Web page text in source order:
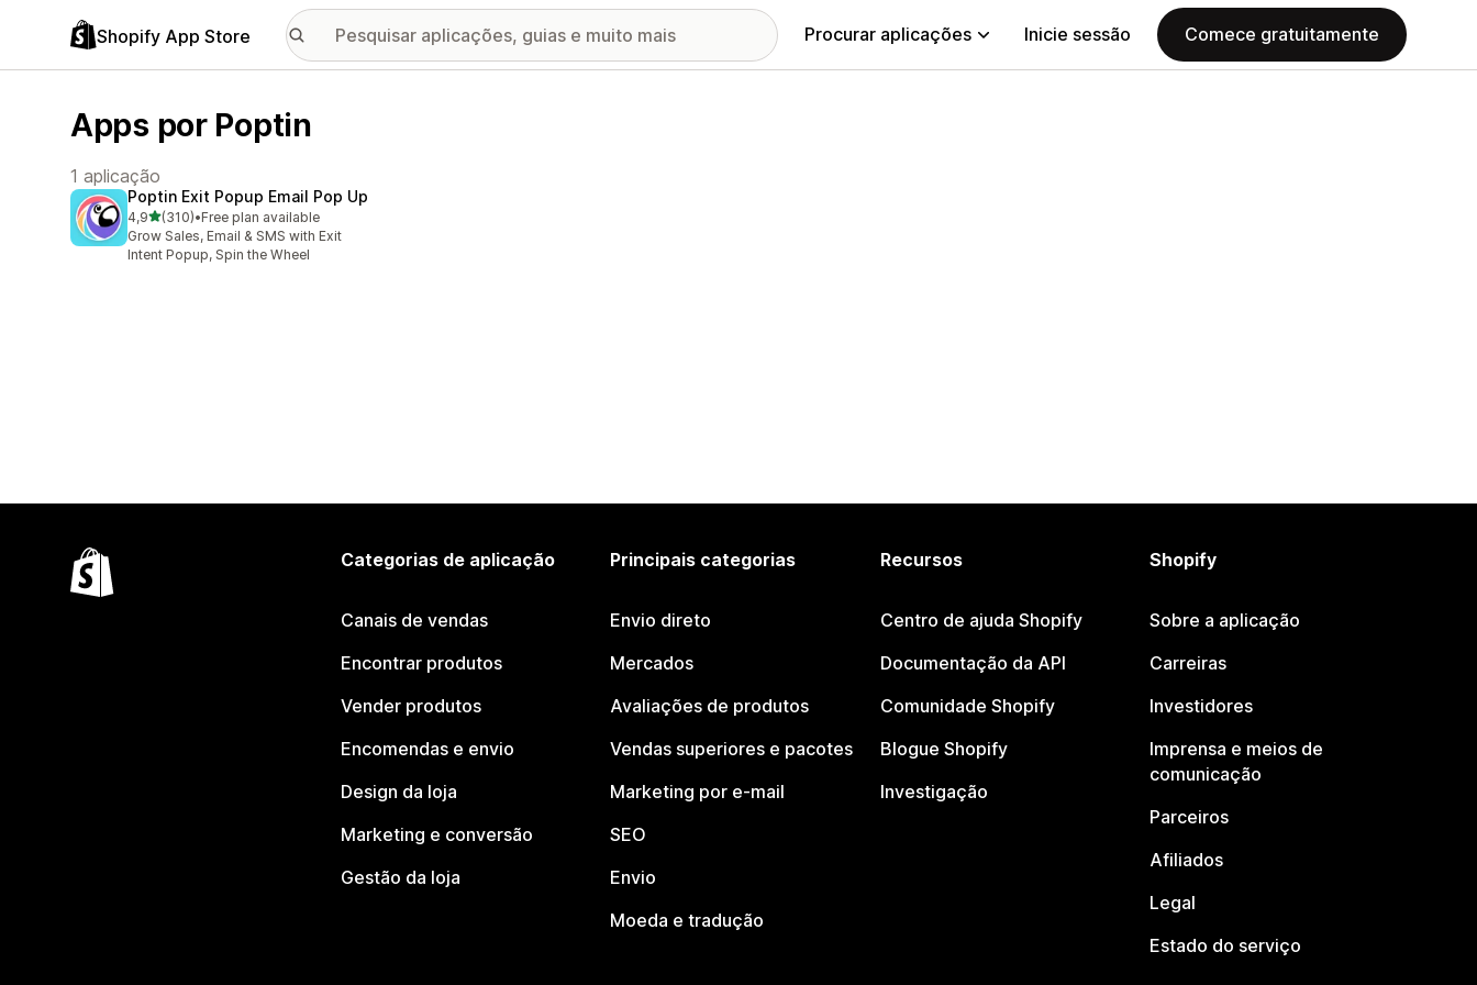
Shopify App Store Procurar aplicações Inicie sessão Comece gratuitamente
Apps por Poptin
1 aplicação
Poptin Exit Popup Email Pop Up
4,9de 5 estrelas
(310)
310 total de avaliações
•Free plan available
Grow Sales, Email & SMS with Exit
Intent Popup, Spin the Wheel
Categorias de aplicação
Canais de vendas
Encontrar produtos
Vender produtos
Encomendas e envio
Design da loja
Marketing e conversão
Gestão da loja
Principais categorias
Envio direto
Mercados
Avaliações de produtos
Vendas superiores e pacotes
Marketing por e-mail
SEO
Envio
Moeda e tradução
Recursos
Centro de ajuda Shopify
Documentação da API
Comunidade Shopify
Blogue Shopify
Investigação
Shopify
Sobre a aplicação
Carreiras
Investidores
Imprensa e meios de
comunicação
Parceiros
Afiliados
Legal
Estado do serviço